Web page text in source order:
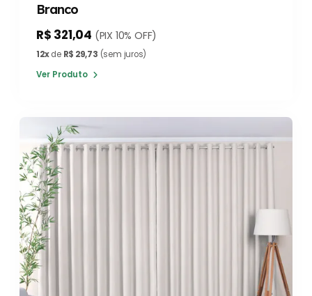
Branco
R$ 321,04 (PIX 10% OFF)
12xde R$ 29,73 (sem juros)
Ver Produto